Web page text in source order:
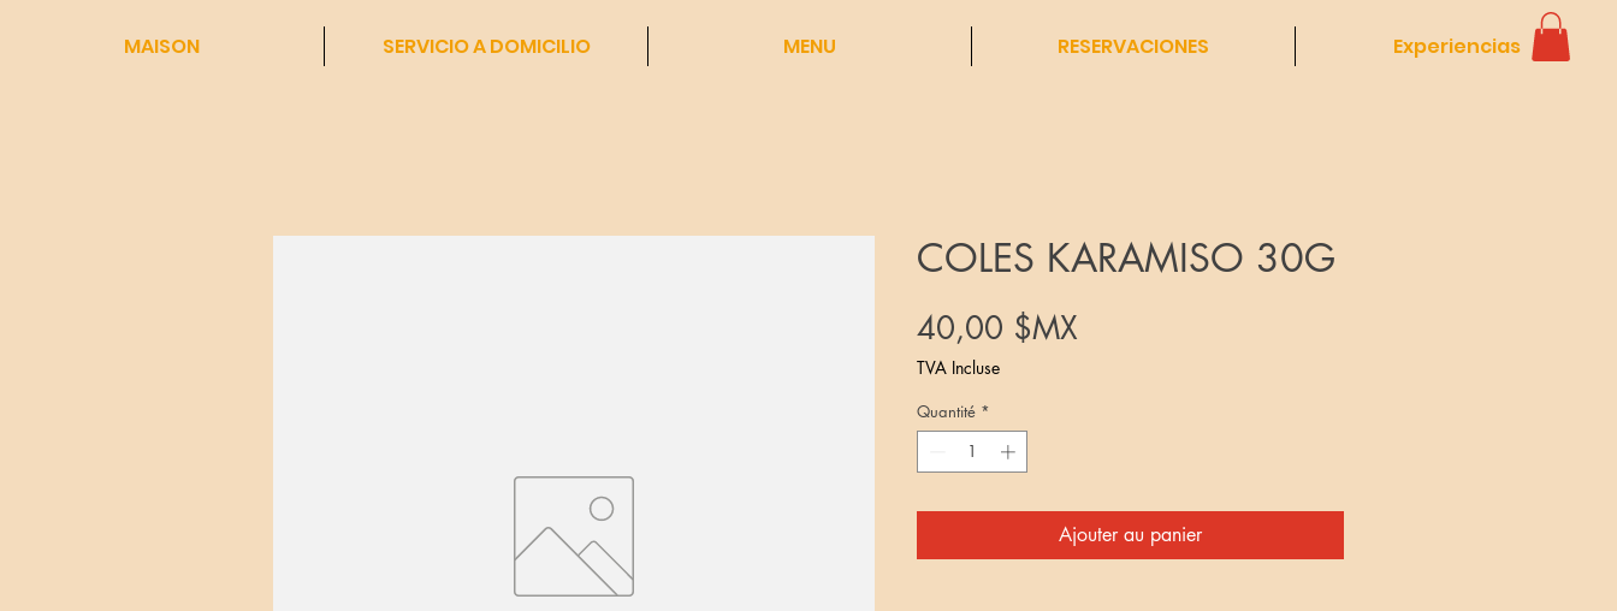
MAISON SERVICIO A DOMICILIO MENU RESERVACIONES Experiencias
COLES KARAMISO 30G
40,00 $MX
TVA Incluse
Quantité *
Ajouter au panier